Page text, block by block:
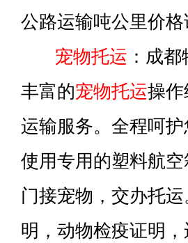
公路运输吨公里价
宠物托运 ：成
丰富的宠物托运操
运输服务。全程呵
使用专用的塑料航
门接宠物，交办托
明，动物检疫证明